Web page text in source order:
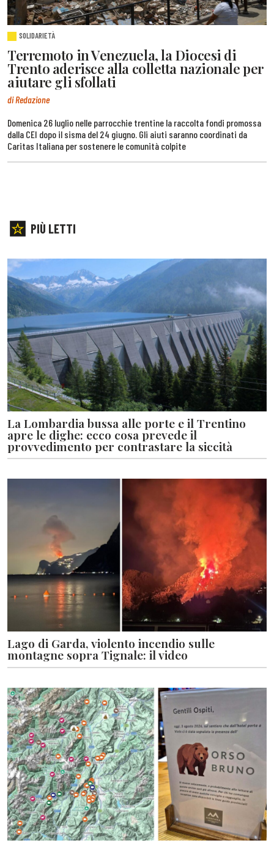
SOLIDARIETÀ
Terremoto in Venezuela, la Diocesi di
Trento aderisce alla colletta nazionale per
aiutare gli sfollati
di Redazione
Domenica 26 luglio nelle parrocchie trentine la raccolta fondi promossa
dalla CEI dopo il sisma del 24 giugno. Gli aiuti saranno coordinati da
Caritas Italiana per sostenere le comunità colpite
PIÙ LETTI
La Lombardia bussa alle porte e il Trentino
apre le dighe: ecco cosa prevede il
provvedimento per contrastare la siccità
Lago di Garda, violento incendio sulle
montagne sopra Tignale: il video